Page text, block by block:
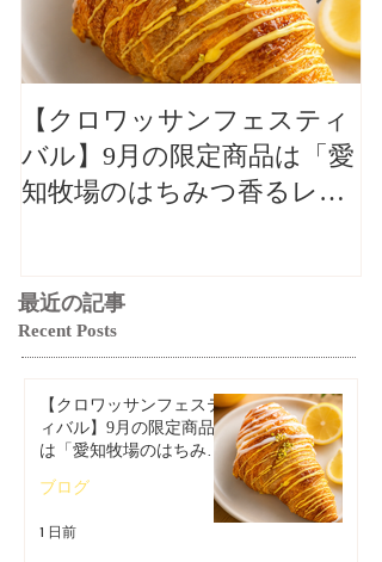
【クロワッサンフェスティ
バル】9月の限定商品は「愛
知牧場のはちみつ香るレモ
最近の記事
Recent Posts
【クロワッサンフェステ
ィバル】9月の限定商品
は「愛知牧場のはちみつ
ン」🥐🍋
ブログ
1 日前